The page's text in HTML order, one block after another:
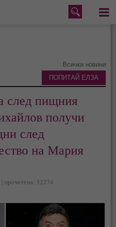
Меню
Всички новини
след пищния
получи
след
на Мария
прочетена: 32274
ПОПИТАЙ ЕЛЗА